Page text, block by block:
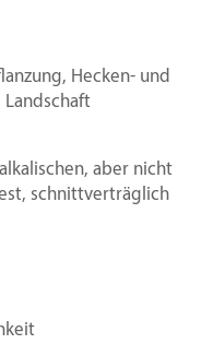
Hecken- und
Landschaft
aber nicht
schnittverträglich